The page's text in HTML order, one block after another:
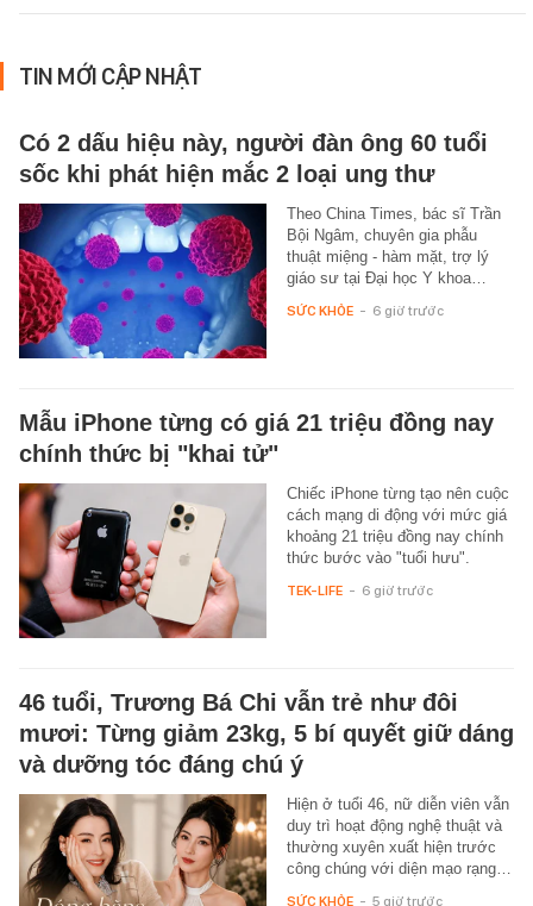
TIN MỚI CẬP NHẬT
Có 2 dấu hiệu này, người đàn ông 60 tuổi
sốc khi phát hiện mắc 2 loại ung thư
Theo China Times, bác sĩ Trần
Bội Ngâm, chuyên gia phẫu
thuật miệng - hàm mặt, trợ lý
giáo sư tại Đại học Y khoa…
SỨC KHỎE - 6 giờ trước
Mẫu iPhone từng có giá 21 triệu đồng nay
chính thức bị "khai tử"
Chiếc iPhone từng tạo nên cuộc
cách mạng di động với mức giá
khoảng 21 triệu đồng nay chính
thức bước vào "tuổi hưu".
TEK-LIFE - 6 giờ trước
46 tuổi, Trương Bá Chi vẫn trẻ như đôi
mươi: Từng giảm 23kg, 5 bí quyết giữ dáng
và dưỡng tóc đáng chú ý
Hiện ở tuổi 46, nữ diễn viên vẫn
duy trì hoạt động nghệ thuật và
thường xuyên xuất hiện trước
công chúng với diện mạo rạng…
SỨC KHỎE - 5 giờ trước